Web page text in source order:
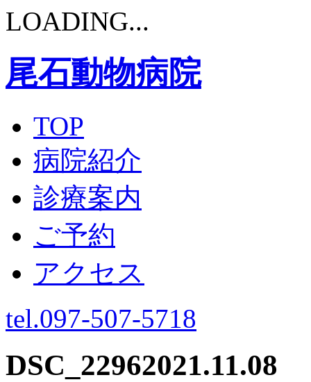
LOADING...
尾石動物病院
TOP
病院紹介
診療案内
ご予約
アクセス
tel.097-507-5718
DSC_22962021.11.08